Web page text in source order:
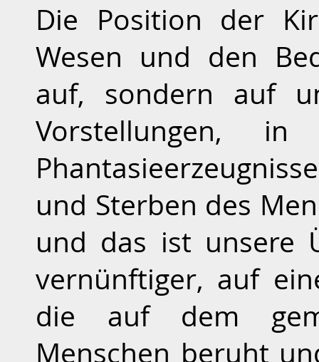
Die Position der
Wesen und den
auf, sondern auf
Vorstellungen,
und Sterben des
und das ist unsere
vernünftiger, auf
die auf dem
Menschen beruht